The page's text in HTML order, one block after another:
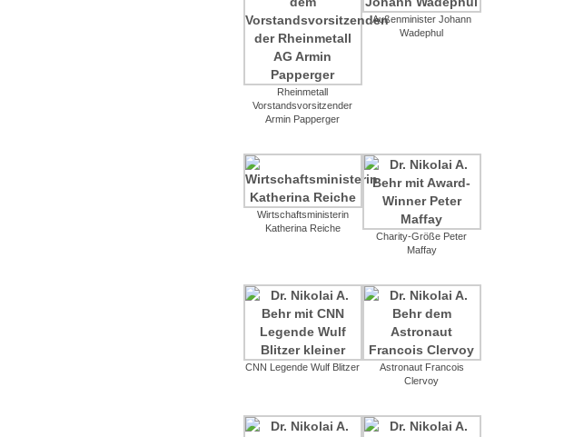
Rheinmetall
Vorstandsvorsitzender
Armin Papperger
Außenminister Johann
Wadephul
Wirtschaftsministerin
Katherina Reiche
Charity-Größe Peter
Maffay
CNN Legende Wulf Blitzer
Astronaut Francois
Clervoy